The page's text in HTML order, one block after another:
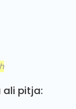
ali pitja: